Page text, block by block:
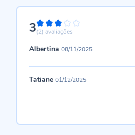
360%
(2) avaliações
Albertina 08/11/2025
Tatiane 01/12/2025